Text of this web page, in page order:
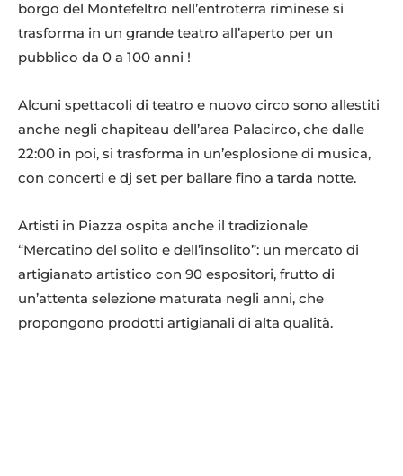
borgo del Montefeltro nell’entroterra riminese si
trasforma in un grande teatro all’aperto per un
pubblico da 0 a 100 anni !
Alcuni spettacoli di teatro e nuovo circo sono allestiti
anche negli chapiteau dell’area Palacirco, che dalle
22:00 in poi, si trasforma in un’esplosione di musica,
con concerti e dj set per ballare fino a tarda notte.
Artisti in Piazza ospita anche il tradizionale
“Mercatino del solito e dell’insolito”: un mercato di
artigianato artistico con 90 espositori, frutto di
un’attenta selezione maturata negli anni, che
propongono prodotti artigianali di alta qualità.